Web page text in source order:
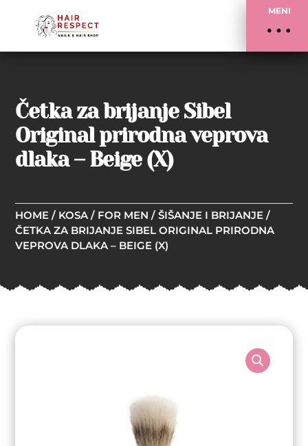
MENI
Četka za brijanje Sibel
Original prirodna veprova
dlaka – Beige (X)
HOME / KOSA / FOR MEN /ŠIŠANJE I BRIJANJE /
ČETKA ZA BRIJANJE SIBEL ORIGINAL PRIRODNA
VEPROVA DLAKA – BEIGE (X)